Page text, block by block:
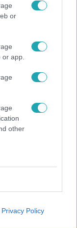
or
app.
other
Privacy Policy
Blue pedig
belelát
igazi
Lmen Prala azt
a Barátok
Kristóf